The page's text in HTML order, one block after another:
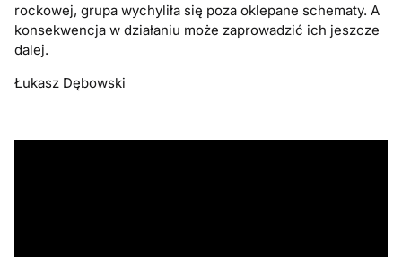
rockowej, grupa wychyliła się poza oklepane schematy. A
konsekwencja w działaniu może zaprowadzić ich jeszcze
dalej.
Łukasz Dębowski